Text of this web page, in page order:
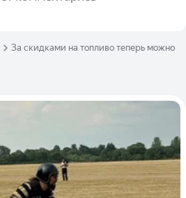
За скидками на топливо теперь можно